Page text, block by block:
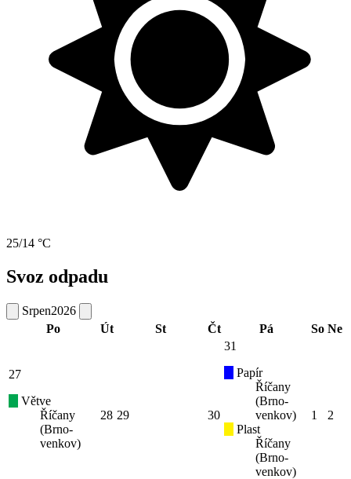
25/14 °C
Svoz odpadu
Srpen2026
Po
Út St Čt Pá So Ne
27
Větve
Říčany
(Brno-
venkov)
28 29 30
31
Papír
Říčany
(Brno-
venkov)
Plast
Říčany
(Brno-
venkov)
1 2